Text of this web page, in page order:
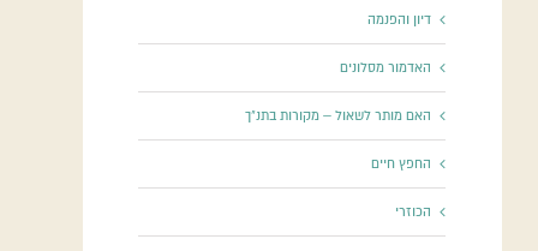
דיון והפנמה
האדמור מסלונים
האם מותר לשאול – מקורות בתנ"ך
החפץ חיים
הכוזרי